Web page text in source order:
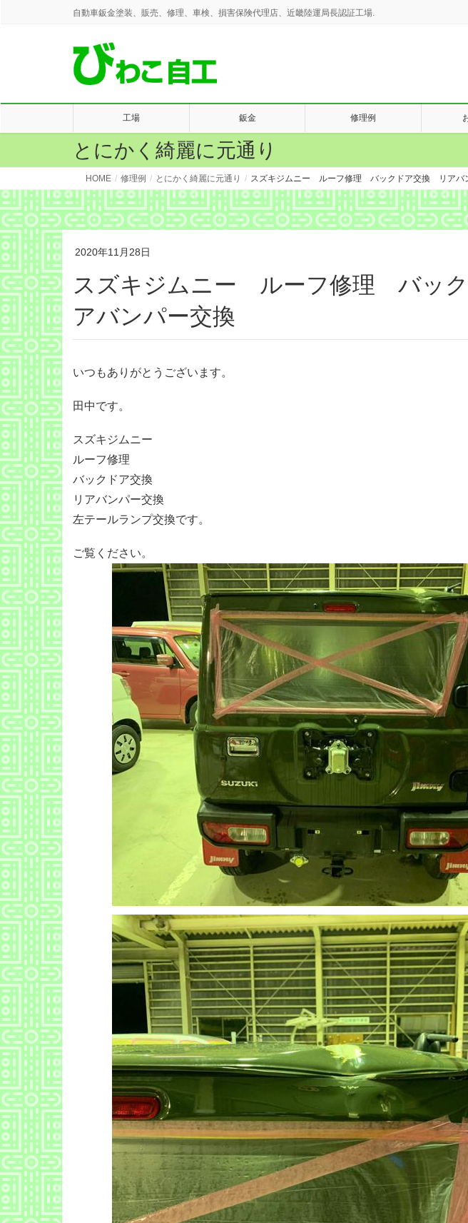
自動車鈑金塗装、販売、修理、車検、損害保険代理店、近畿陸運局長認証工場.
工場 鈑金 修理例
とにかく綺麗に元通り
HOME 修理例 とにかく綺麗に元通り スズキジムニー ルーフ修理 バックドア交換 リアバ
2020年11月28日
スズキジムニー ルーフ修理 バッ
アバンパー交換
いつもありがとうございます。
田中です。
スズキジムニー
ルーフ修理
バックドア交換
リアバンパー交換
左テールランプ交換です。
ご覧ください。